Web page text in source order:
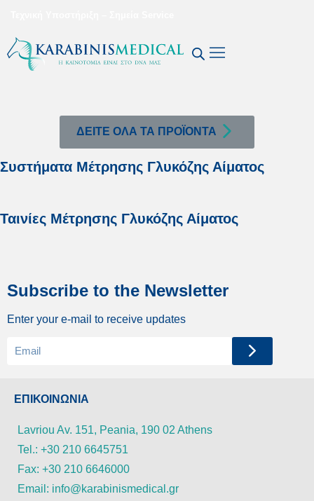
ΔΕΙΤΕ ΟΛΑ ΤΑ ΠΡΟΪΟΝΤΑ
Συστήματα Μέτρησης Γλυκόζης Αίματος
Ταινίες Μέτρησης Γλυκόζης Αίματος
Subscribe to the Newsletter
Enter your e-mail to receive updates
ΕΠΙΚΟΙΝΩΝΙΑ
Lavriou Av. 151, Peania, 190 02 Athens
Tel.: +30 210 6645751
Fax: +30 210 6646000
Email: info@karabinismedical.gr